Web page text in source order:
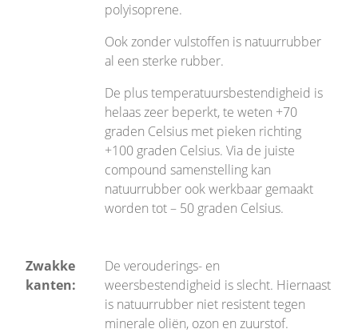
polyisoprene.
Ook zonder vulstoffen is natuurrubber
al een sterke rubber.
De plus temperatuursbestendigheid is
helaas zeer beperkt, te weten +70
graden Celsius met pieken richting
+100 graden Celsius. Via de juiste
compound samenstelling kan
natuurrubber ook werkbaar gemaakt
worden tot – 50 graden Celsius.
Zwakke
kanten:
De verouderings- en
weersbestendigheid is slecht. Hiernaast
is natuurrubber niet resistent tegen
minerale oliën, ozon en zuurstof.